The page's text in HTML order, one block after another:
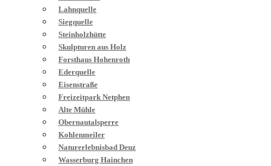
Lahnquelle
Siegquelle
Steinholzhütte
Skulpturen aus Holz
Forsthaus Hohenroth
Ederquelle
Eisenstraße
Freizeitpark Netphen
Alte Mühle
Obernautalsperre
Kohlenmeiler
Naturerlebnisbad Deuz
Wasserburg Hainchen